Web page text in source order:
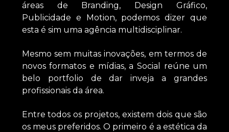
áreas de Branding, Design Gráfico,
Publicidade e Motion, podemos dizer que
esta é sim uma agência multidisciplinar.
Mesmo sem muitas inovações, em termos de
novos formatos e mídias, a Social reúne um
belo portfolio de dar inveja a grandes
profissionais da área.
Entre todos os projetos, existem dois que são
os meus preferidos. O primeiro é a estética da